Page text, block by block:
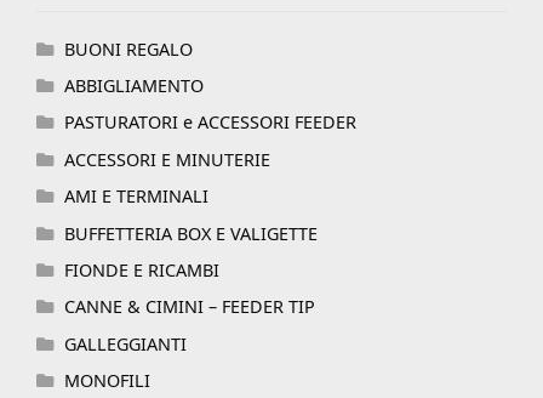
BUONI REGALO
ABBIGLIAMENTO
PASTURATORI e ACCESSORI FEEDER
ACCESSORI E MINUTERIE
AMI E TERMINALI
BUFFETTERIA BOX E VALIGETTE
FIONDE E RICAMBI
CANNE & CIMINI – FEEDER TIP
GALLEGGIANTI
MONOFILI